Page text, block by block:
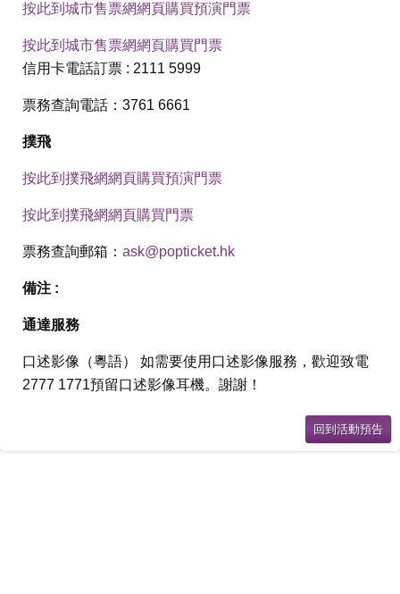
按此到城市售票網網頁購買預演門票
按此到城市售票網網頁購買門票
信用卡電話訂票 : 2111 5999
票務查詢電話：3761 6661
撲飛
按此到撲飛網網頁購買預演門票
按此到撲飛網網頁購買門票
票務查詢郵箱： ask@popticket.hk
備注 :
通達服務
口述影像（粵語） 如需要使用口述影像服務，歡迎致電
2777 1771預留口述影像耳機。謝謝！